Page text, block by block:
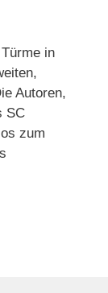
in
Autoren,
SC
zum